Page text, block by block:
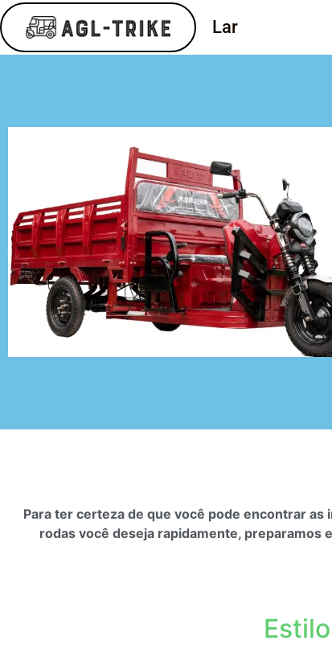
Lar
Para ter certeza de que você pode encontrar as
rodas você deseja rapidamente, preparamos